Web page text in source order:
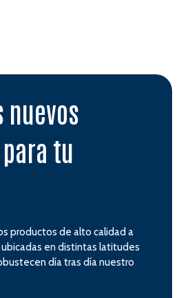
nuevos
tu
productos de alto calidad a
en distintas latitudes
día tras día nuestro